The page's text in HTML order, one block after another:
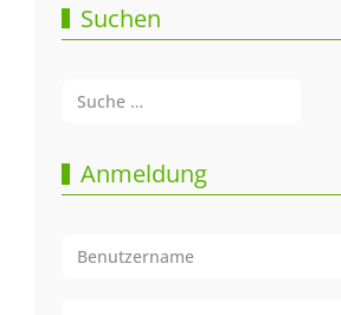
Suchen
Anmeldung